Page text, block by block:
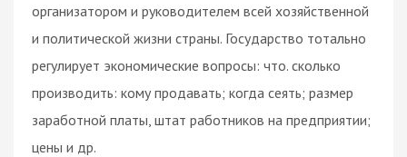
организатором и руководителем всей хозяйственной
и политической жизни страны. Государство тотально
регулирует экономические вопросы: что. сколько
производить: кому продавать; когда сеять; размер
заработной платы, штат работников на предприятии;
цены и др.